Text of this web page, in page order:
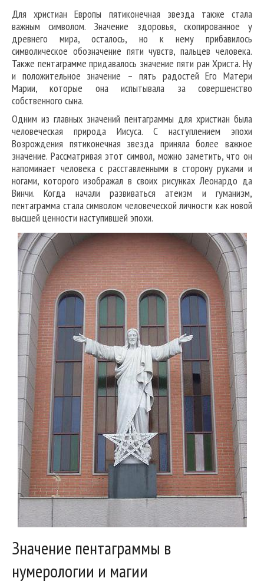
Для христиан Европы пятиконечная звезда также стала
важным символом. Значение здоровья, скопированное у
древнего мира, осталось, но к нему прибавилось
символическое обозначение пяти чувств, пальцев человека.
Также пентаграмме придавалось значение пяти ран Христа. Ну
и положительное значение – пять радостей Его Матери
Марии, которые она испытывала за совершенство
собственного сына.
Одним из главных значений пентаграммы для христиан была
человеческая природа Иисуса. С наступлением эпохи
Возрождения пятиконечная звезда приняла более важное
значение. Рассматривая этот символ, можно заметить, что он
напоминает человека с расставленными в сторону руками и
ногами, которого изображал в своих рисунках Леонардо да
Винчи. Когда начали развиваться атеизм и гуманизм,
пентаграмма стала символом человеческой личности как новой
высшей ценности наступившей эпохи.
Значение пентаграммы в
нумерологии и магии